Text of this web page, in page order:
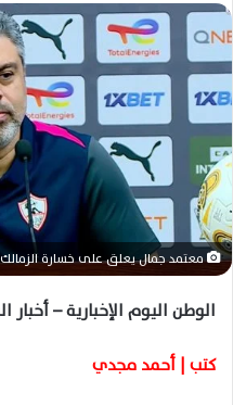
ل
ب
ر
ي
ا
إ
ت
ر
و
معتمد جمال يعلق على خسارة
الوطن اليوم الإخبارية – أخبار الرياضة -
كتب | أحمد مجدي